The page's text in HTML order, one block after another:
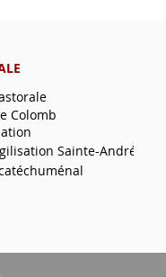
Colomb
Sainte-André